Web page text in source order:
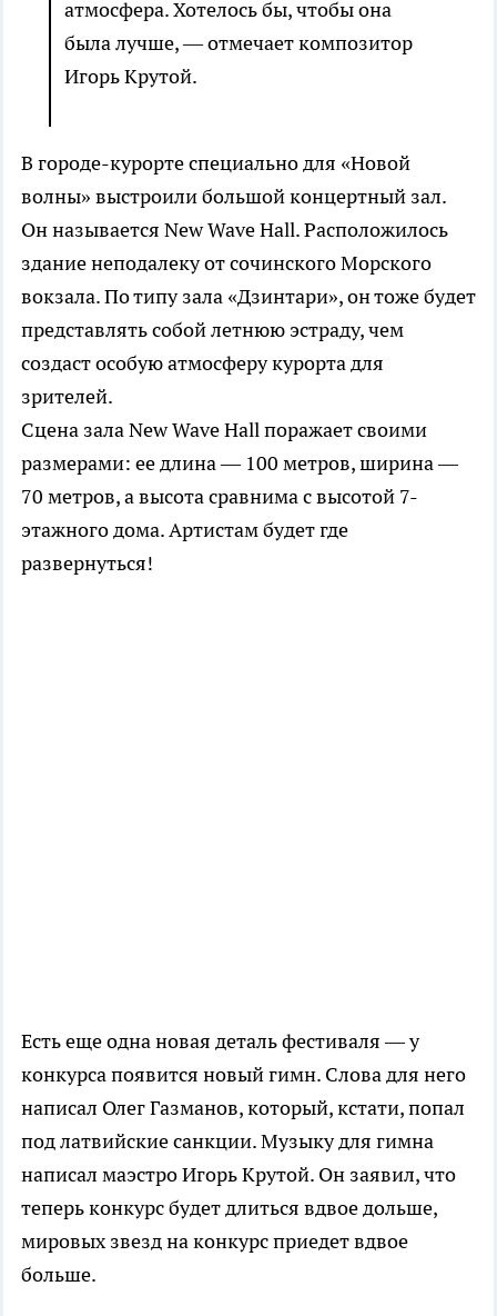
атмосфера. Хотелось бы, чтобы она
была лучше, — отмечает композитор
Игорь Крутой.
В городе-курорте специально для «Новой
волны» выстроили большой концертный зал.
Он называется New Wave Hall. Расположилось
здание неподалеку от сочинского Морского
вокзала. По типу зала «Дзинтари», он тоже будет
представлять собой летнюю эстраду, чем
создаст особую атмосферу курорта для
зрителей.
Сцена зала New Wave Hall поражает своими
размерами: ее длина — 100 метров, ширина —
70 метров, а высота сравнима с высотой 7-
этажного дома. Артистам будет где
развернуться!
Есть еще одна новая деталь фестиваля — у
конкурса появится новый гимн. Слова для него
написал Олег Газманов, который, кстати, попал
под латвийские санкции. Музыку для гимна
написал маэстро Игорь Крутой. Он заявил, что
теперь конкурс будет длиться вдвое дольше,
мировых звезд на конкурс приедет вдвое
больше.